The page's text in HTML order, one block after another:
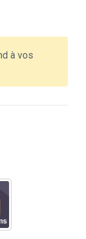
à vos